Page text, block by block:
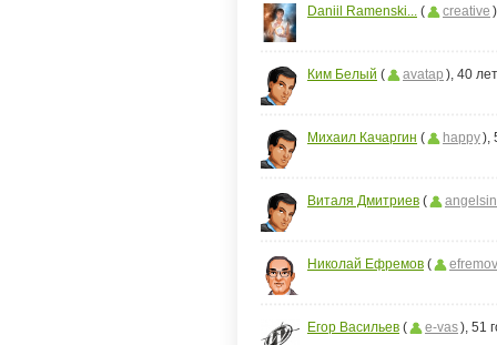
Daniil Ramenski... ( creative
Ким Белый ( avatap ), 40
Михаил Качаргин ( happy),
Виталя Дмитриев (
Николай Ефремов (
Егор Васильев ( e-vas), 51